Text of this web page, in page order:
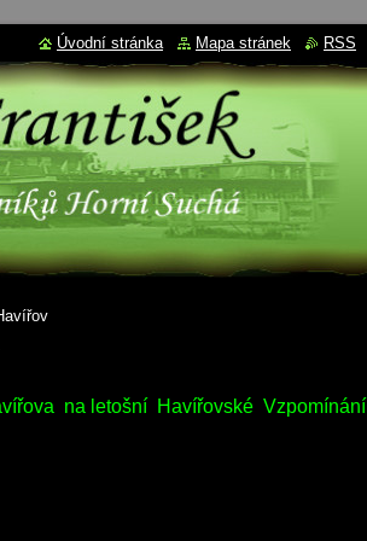
na letošní Havířovské Vzpomínání
Úvodní stránka Mapa stránek RSS